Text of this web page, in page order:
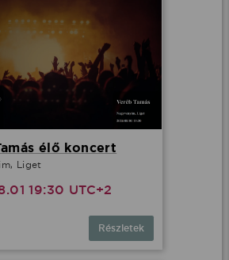
élő koncert
Liget
19:30 UTC+2
Részletek